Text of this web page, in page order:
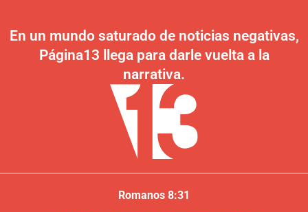
En un mundo saturado de noticias negativas,
Página13 llega para darle vuelta a la
narrativa.
Romanos 8:31